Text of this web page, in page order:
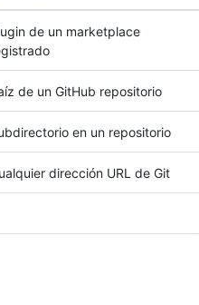
de un marketplace
de un GitHub repositorio
en un repositorio
dirección URL de Git